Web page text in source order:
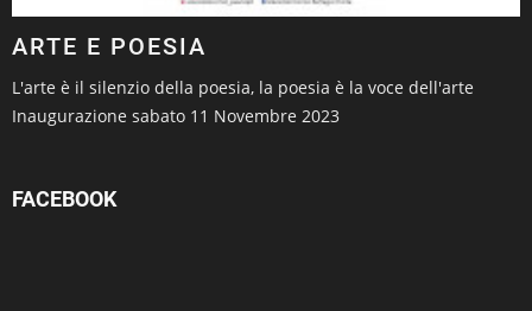
ARTE E POESIA
L'arte è il silenzio della poesia, la poesia è la voce dell'arte
Inaugurazione sabato 11 Novembre 2023
FACEBOOK